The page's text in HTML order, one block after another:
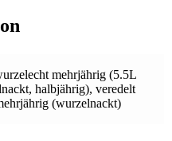
mehrjährig (5.5L
halbjährig), veredelt
(wurzelnackt)